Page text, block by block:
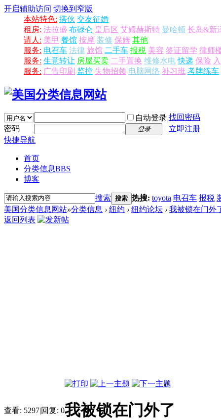
开启辅助访问 切换到窄版
本站特色: 搭伙 交友征婚
租房: 法拉盛 布碌仑 皇后区 艾姆赫斯特 曼哈顿 长岛&新
请人: 美甲 餐馆 按摩 装修 保姆 其他
服务: 电召车 法律 旅馆 二手车 报税 美容 签证留学 律师
服务: 生意转让 房屋买卖 二手置换 维修水电 快递 保险
服务: 广告印刷 监控 失物招领 电脑网络 补习班 考牌练车
自动登录 找回密码
密码
登录
立即注册
快捷导航
首页
分类信息BBS
博客
搜索 搜索 热搜: toyota 电召车 报税
美国分类信息网站»分类信息 › 纽约 › 纽约论坛 › 我被锁在门外
返回列表
查看: 5297|回复: 0我被锁在门外了